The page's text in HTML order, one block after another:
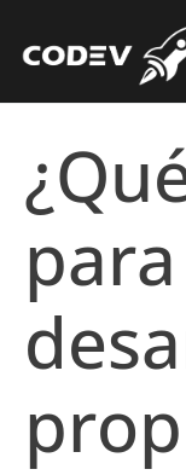
para